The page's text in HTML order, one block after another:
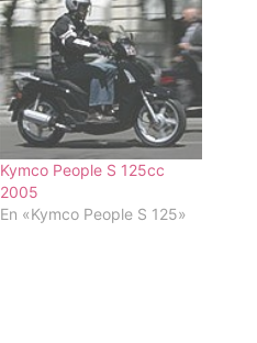
Kymco People S 125cc
2005
En «Kymco People S 125»